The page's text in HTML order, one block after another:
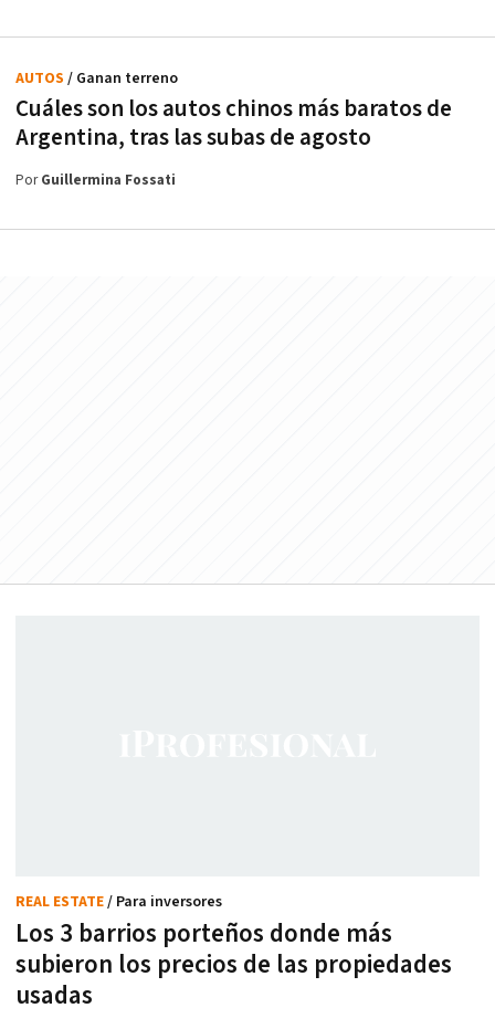
Cuáles son los autos chinos más baratos de
Argentina, tras las subas de agosto
AUTOS / Ganan terreno
PorGuillermina Fossati
Los 3 barrios porteños donde más
subieron los precios de las propiedades
usadas
REAL ESTATE/ Para inversores